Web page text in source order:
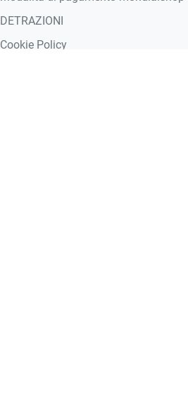
DETRAZIONI
Cookie Policy